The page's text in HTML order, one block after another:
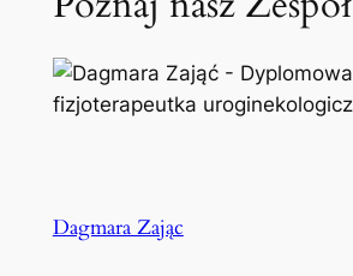
Dagmara Zając